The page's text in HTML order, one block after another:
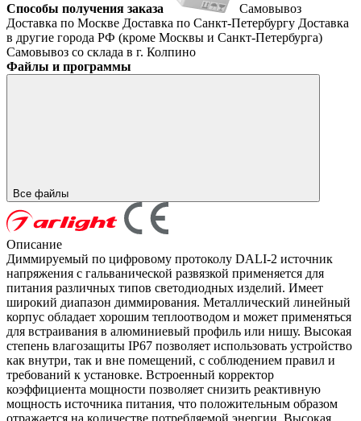
Способы получения заказа
Самовывоз
Доставка по Москве Доставка по Санкт-Петербургу Доставка
в другие города РФ (кроме Москвы и Санкт-Петербурга)
Самовывоз со склада в г. Колпино
Файлы и программы
Все файлы
Описание
Диммируемый по цифровому протоколу DALI-2 источник
напряжения с гальванической развязкой применяется для
питания различных типов светодиодных изделий. Имеет
широкий диапазон диммирования. Металлический линейный
корпус обладает хорошим теплоотводом и может применяться
для встраивания в алюминиевый профиль или нишу. Высокая
степень влагозащиты IP67 позволяет использовать устройство
как внутри, так и вне помещений, с соблюдением правил и
требований к установке. Встроенный корректор
коэффициента мощности позволяет снизить реактивную
мощность источника питания, что положительным образом
отражается на количестве потребляемой энергии. Высокая